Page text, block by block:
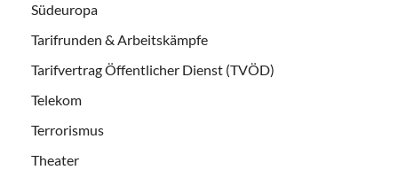
Südeuropa
Tarifrunden & Arbeitskämpfe
Tarifvertrag Öffentlicher Dienst (TVÖD)
Telekom
Terrorismus
Theater